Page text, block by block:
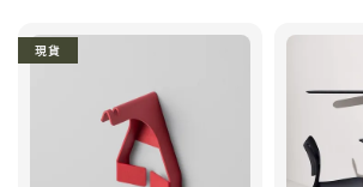
現貨